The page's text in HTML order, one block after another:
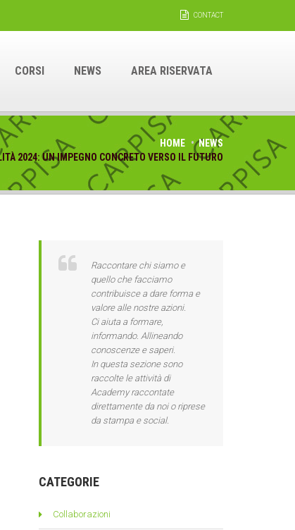
CONTACT
CORSI NEWS AREA RISERVATA
HOME
NEWS
2024: UN IMPEGNO CONCRETO VERSO IL FUTURO
Raccontare chi siamo e
quello che facciamo
contribuisce a dare forma e
valore alle nostre azioni.
Ci aiuta a formare,
informando. Allineando
conoscenze e saperi.
In questa sezione sono
raccolte le attività di
Academy raccontate
direttamente da noi o riprese
da stampa e social.
CATEGORIE
Collaborazioni